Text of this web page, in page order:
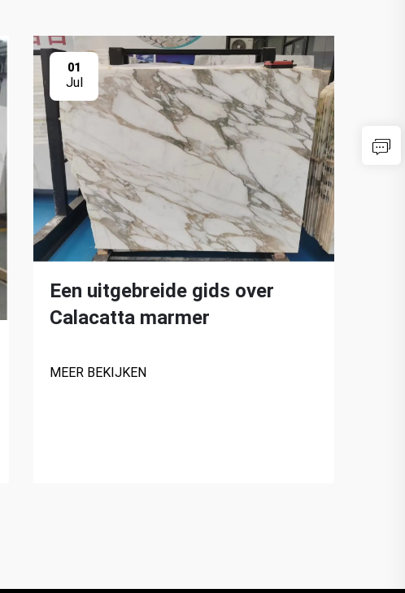
01
Jul
Een uitgebreide gids over
Calacatta marmer
MEER BEKIJKEN